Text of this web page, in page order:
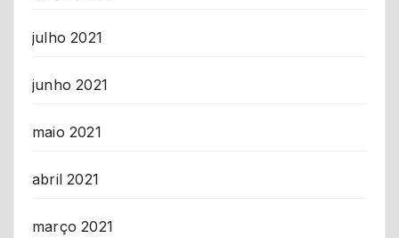
julho 2021
junho 2021
maio 2021
abril 2021
março 2021